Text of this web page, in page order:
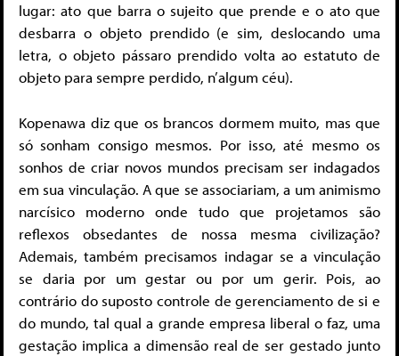
lugar: ato que barra o sujeito que prende e o ato que
desbarra o objeto prendido (e sim, deslocando uma
letra, o objeto pássaro prendido volta ao estatuto de
objeto para sempre perdido, n’algum céu).
Kopenawa diz que os brancos dormem muito, mas que
só sonham consigo mesmos. Por isso, até mesmo os
sonhos de criar novos mundos precisam ser indagados
em sua vinculação. A que se associariam, a um animismo
narcísico moderno onde tudo que projetamos são
reflexos obsedantes de nossa mesma civilização?
Ademais, também precisamos indagar se a vinculação
se daria por um gestar ou por um gerir. Pois, ao
contrário do suposto controle de gerenciamento de si e
do mundo, tal qual a grande empresa liberal o faz, uma
gestação implica a dimensão real de ser gestado junto